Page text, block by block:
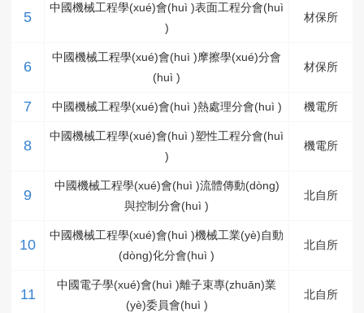
5
中國機械工程學(xué)會(huì )表面工程分會(huì
)
材保所
6
中國機械工程學(xué)會(huì )摩擦學(xué)分會
(huì )
材保所
7 中國機械工程學(xué)會(huì )熱處理分會(huì ) 機電所
8
中國機械工程學(xué)會(huì )塑性工程分會(huì
)
機電所
9
中國機械工程學(xué)會(huì )流體傳動(dòng)
與控制分會(huì )
北自所
10
中國機械工程學(xué)會(huì )機械工業(yè)自動
(dòng)化分會(huì )
北自所
11
中國電子學(xué)會(huì )離子束專(zhuān)業
(yè)委員會(huì )
北自所